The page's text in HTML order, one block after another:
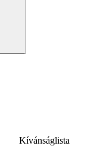
Kívánságlista